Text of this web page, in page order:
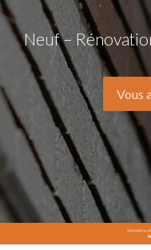
Neuf –
Vous